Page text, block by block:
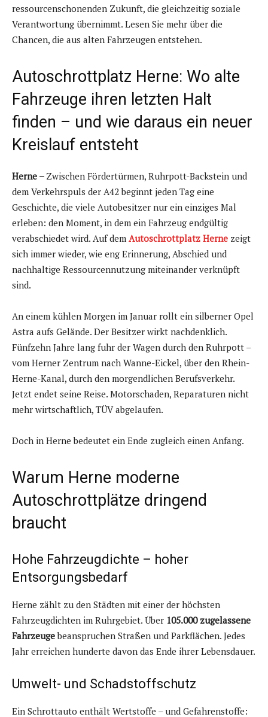
ressourcenschonenden Zukunft, die gleichzeitig soziale
Verantwortung übernimmt. Lesen Sie mehr über die
Chancen, die aus alten Fahrzeugen entstehen.
Autoschrottplatz Herne: Wo alte
Fahrzeuge ihren letzten Halt
finden – und wie daraus ein neuer
Kreislauf entsteht
Herne – Zwischen Fördertürmen, Ruhrpott-Backstein und
dem Verkehrspuls der A42 beginnt jeden Tag eine
Geschichte, die viele Autobesitzer nur ein einziges Mal
erleben: den Moment, in dem ein Fahrzeug endgültig
verabschiedet wird. Auf dem Autoschrottplatz Herne zeigt
sich immer wieder, wie eng Erinnerung, Abschied und
nachhaltige Ressourcennutzung miteinander verknüpft
sind.
An einem kühlen Morgen im Januar rollt ein silberner Opel
Astra aufs Gelände. Der Besitzer wirkt nachdenklich.
Fünfzehn Jahre lang fuhr der Wagen durch den Ruhrpott –
vom Herner Zentrum nach Wanne-Eickel, über den Rhein-
Herne-Kanal, durch den morgendlichen Berufsverkehr.
Jetzt endet seine Reise. Motorschaden, Reparaturen nicht
mehr wirtschaftlich, TÜV abgelaufen.
Doch in Herne bedeutet ein Ende zugleich einen Anfang.
Warum Herne moderne
Autoschrottplätze dringend
braucht
Hohe Fahrzeugdichte – hoher
Entsorgungsbedarf
Herne zählt zu den Städten mit einer der höchsten
Fahrzeugdichten im Ruhrgebiet. Über 105.000 zugelassene
Fahrzeugebeanspruchen Straßen und Parkflächen. Jedes
Jahr erreichen hunderte davon das Ende ihrer Lebensdauer.
Umwelt- und Schadstoffschutz
Ein Schrottauto enthält Wertstoffe – und Gefahrenstoffe: